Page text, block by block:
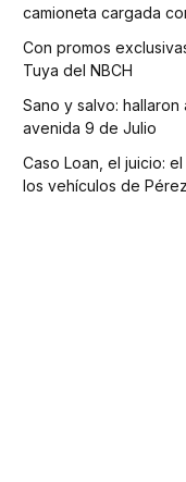
camioneta cargada
Con promos
Tuya del NBCH
Sano y salvo:
avenida 9 de Julio
Caso Loan, el juicio:
los vehículos de